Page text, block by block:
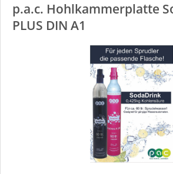
p.a.c. Hohlkammerplatte
PLUS DIN A1